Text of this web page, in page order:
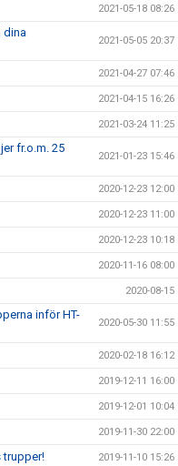
2021-05-18 08:26
dina
2021-05-05 20:37
2021-04-27 07:46
2021-04-15 16:26
2021-03-24 11:25
fr.o.m. 25
2021-01-23 15:46
2020-12-23 12:00
2020-12-23 11:00
2020-12-23 10:18
2020-11-16 08:00
2020-08-15
inför HT-
2020-05-30 11:55
2020-02-18 16:12
2019-12-11 16:00
2019-12-01 10:04
2019-11-30 22:00
trupper! 2019-11-10 15:26